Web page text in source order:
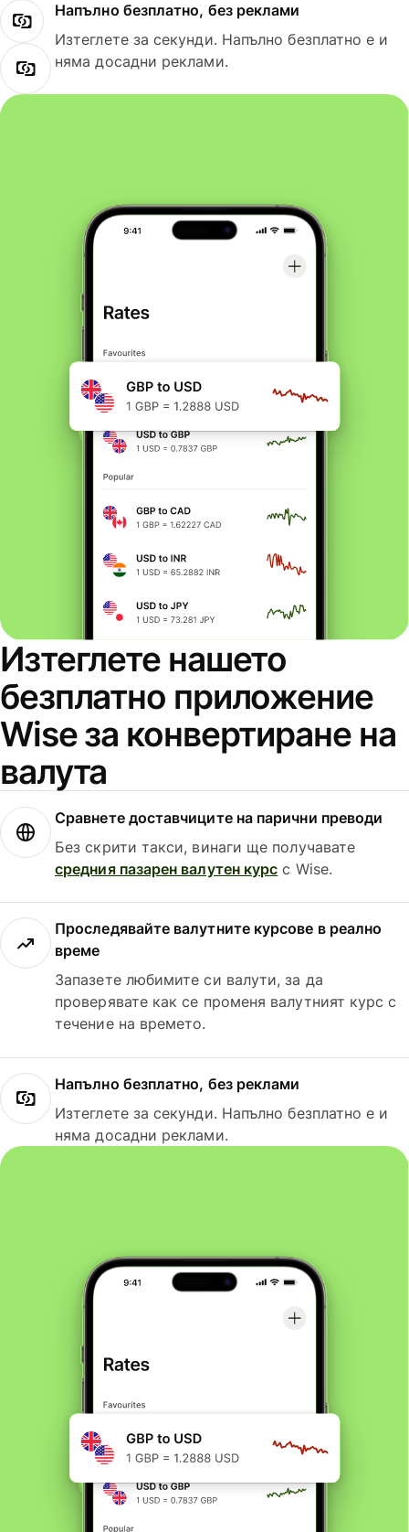
Напълно безплатно, без реклами
Изтеглете за секунди. Напълно безплатно е и
няма досадни реклами.
Изтеглете нашето
безплатно приложение
Wise за конвертиране на
валута
Сравнете доставчиците на парични преводи
Без скрити такси, винаги ще получавате
средния пазарен валутен курс с Wise.
Проследявайте валутните курсове в реално
време
Запазете любимите си валути, за да
проверявате как се променя валутният курс с
течение на времето.
Напълно безплатно, без реклами
Изтеглете за секунди. Напълно безплатно е и
няма досадни реклами.